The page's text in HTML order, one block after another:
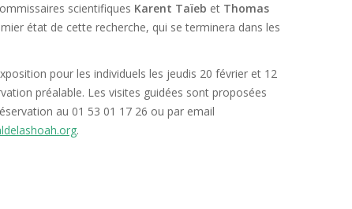
scientifiques Karent Taïeb et Thomas
état de cette recherche, qui se terminera dans les
pour les individuels les jeudis 20 février et 12
préalable. Les visites guidées sont proposées
au 01 53 01 17 26 ou par email
.